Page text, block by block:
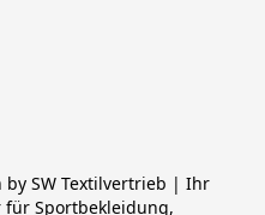
SW Textilvertrieb | Ihr
für Sportbekleidung,